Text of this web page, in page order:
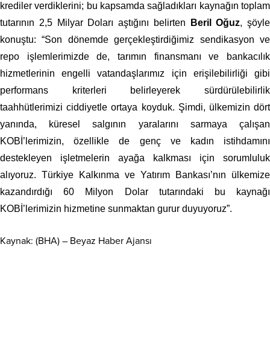
krediler verdiklerini; bu kapsamda sağladıkları kaynağın toplam
tutarının 2,5 Milyar Doları aştığını belirten
Beril Oğuz, şöyle
konuştu: “Son dönemde gerçekleştirdiğimiz sendikasyon ve
repo işlemlerimizde de, tarımın finansmanı ve bankacılık
hizmetlerinin engelli vatandaşlarımız için erişilebilirliği gibi
performans kriterleri belirleyerek sürdürülebilirlik
taahhütlerimizi ciddiyetle ortaya koyduk. Şimdi, ülkemizin dört
yanında, küresel salgının yaralarını sarmaya çalışan
KOBİ’lerimizin, özellikle de genç ve kadın istihdamını
destekleyen işletmelerin ayağa kalkması için sorumluluk
alıyoruz. Türkiye Kalkınma ve Yatırım Bankası’nın ülkemize
kazandırdığı 60 Milyon Dolar tutarındaki bu kaynağı
KOBİ’lerimizin hizmetine sunmaktan gurur duyuyoruz”.
Kaynak: (BHA) – Beyaz Haber Ajansı